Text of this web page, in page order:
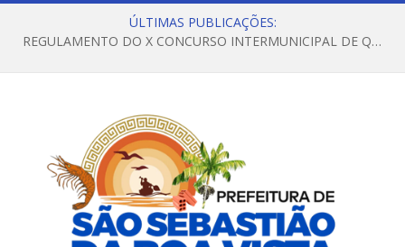
ÚLTIMAS PUBLICAÇÕES:
REGULAMENTO DO X CONCURSO INTERMUNICIPAL DE QUADRILHAS JUNINAS – 2026 – ARRAIÁ DA VENEZA